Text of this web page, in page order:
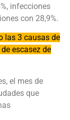
infecciones
con 28,9%.
las 3 causas de
escasez de
el mes de
que